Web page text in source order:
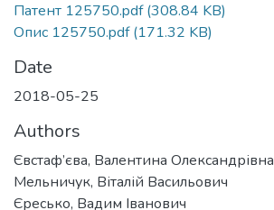
Патент 125750.pdf(308.84 KB)
Опис 125750.pdf(171.32 KB)
Date
2018-05-25
Authors
Євстаф’єва, Валентина Олександрівна
Мельничук, Віталій Васильович
Єресько, Вадим Іванович